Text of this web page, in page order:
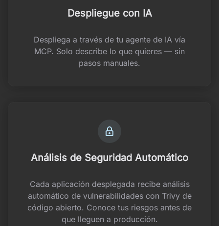
Despliegue con IA
Despliega a través de tu agente de IA vía
MCP. Solo describe lo que quieres — sin
pasos manuales.
Análisis de Seguridad Automático
Cada aplicación desplegada recibe análisis
automático de vulnerabilidades con Trivy de
código abierto. Conoce tus riesgos antes de
que lleguen a producción.